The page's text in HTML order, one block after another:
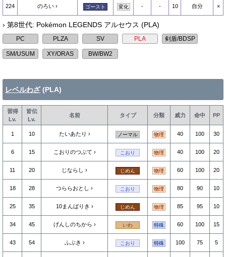
224 のろい ゴースト 変化 - - 10 自分 ×
› 第8世代: Pokémon LEGENDS アルセウス (PLA)
レベルわざ(PLA)
習得
Lv.
皆伝
Lv.
名前 タイプ 分類 威力 命中 PP
1 10 たいあたり ノーマル 物理 40 100 30
6 15 こおりのつぶて こおり 物理 40 100 20
11 20 じならし じめん 物理 60 100 20
18 28 つららおとし こおり 物理 80 90 10
25 35 10まんばりき じめん 物理 85 95 10
34 45 げんしのちから いわ 特殊 60 100 15
43 54 ふぶき こおり 特殊 100 75 5